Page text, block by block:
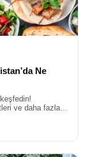
Ne
ve daha fazlası